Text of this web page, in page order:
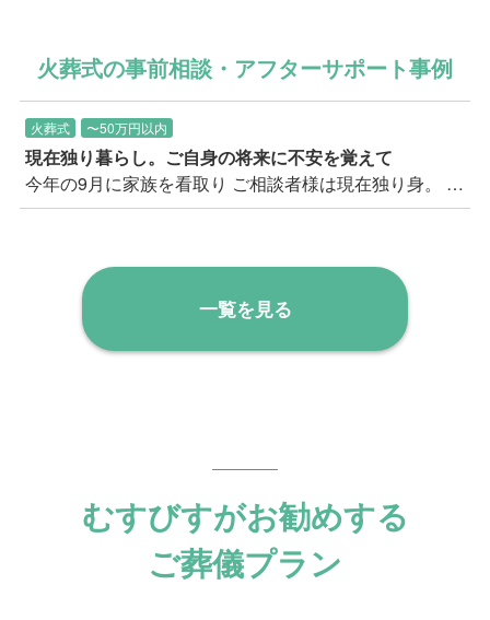
火葬式の事前相談・アフターサポート事例
火葬式 〜50万円以内
現在独り暮らし。ご自身の将来に不安を覚えて
今年の9月に家族を看取り ご相談者様は現在独り身。 今年9月にご家族を亡くし、火葬式でお見送りをされたとのことでした。 元々は関西のご出身で、就職に際して上京、その後はずっと東京にお住まい。 お子様はいらっしゃらず、ご自身の将来はご親族に託す予定。 ご出身地にお住いのご親族もいらっしゃるとのことでした。 現在は大変お元気でいらっしゃり、健康上のご不安も一切ないとのことですが、同居のご家族等がいらっしゃらない状況の中、将来的なことにご不安を感じてのお問い合わせをいただきました。
一覧を見る
むすびすがお勧めする
ご葬儀プラン